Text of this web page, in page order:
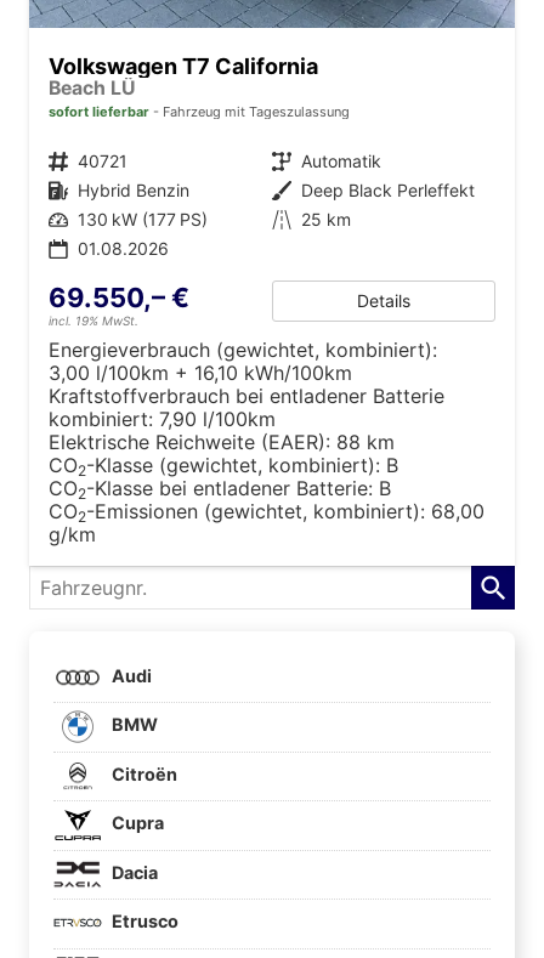
Volkswagen T7 California
Beach LÜ
sofort lieferbar Fahrzeug mit Tageszulassung
Fahrzeugnr. 40721 Getriebe Automatik
Kraftstoff Hybrid Benzin Außenfarbe Deep Black Perleffekt
Leistung 130 kW (177 PS) Kilometerstand 25 km
01.08.2026
69.550,– €
incl. 19% MwSt.
Details
Energieverbrauch (gewichtet, kombiniert):
3,00 l/100km + 16,10 kWh/100km
Kraftstoffverbrauch bei entladener Batterie
kombiniert: 7,90 l/100km
Elektrische Reichweite (EAER): 88 km
CO2-Klasse (gewichtet, kombiniert): B
CO2-Klasse bei entladener Batterie: B
CO2-Emissionen (gewichtet, kombiniert): 68,00
g/km
Fahrzeugnr.
Audi
BMW
Citroën
Cupra
Dacia
Etrusco